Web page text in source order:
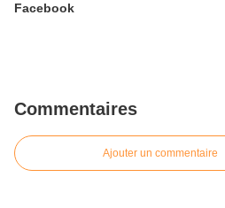
Facebook
Commentaires
Ajouter un commentaire